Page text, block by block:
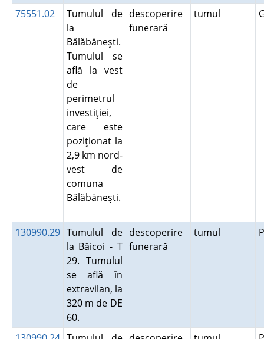
75551.02
Tumulul de
la
Bălăbăneşti.
Tumulul se
află la vest
de
perimetrul
investiţiei,
care este
poziţionat la
2,9 km nord-
vest de
comuna
Bălăbăneşti.
descoperire
funerară
tumul
130990.29 Tumulul de
la Băicoi - T
29. Tumulul
se află în
extravilan, la
320 m de DE
60.
descoperire
funerară
tumul